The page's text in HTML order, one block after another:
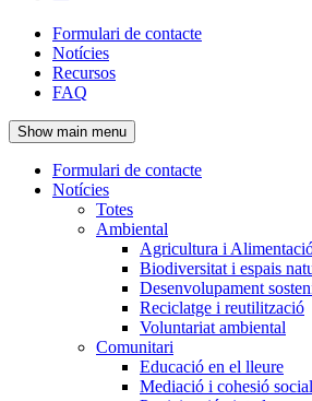
Navegació
principal
de
l'encapçalament
Formulari de contacte
Notícies
Recursos
FAQ
Show main menu
Navegació
principal
Formulari de contacte
Notícies
Totes
Ambiental
Agricultura i
Biodiversitat i espais
Desenvolupament
Reciclatge i reutilització
Voluntariat ambiental
Comunitari
Educació en el lleure
Mediació i cohesió social